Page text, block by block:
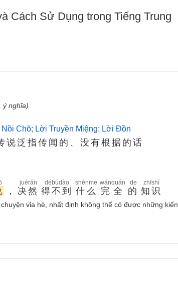
Cách Sử Dụng trong Tiếng Trung
ý nghĩa)
Chõ; Lời Truyền Miệng; Lời Đồn
说泛指传闻的、没有根据的话
， 决然
juérán
得不到
débúdào
什么
shénme
完全
wánquán
的
de
知识
zhīshí
vỉa hè, nhất định không thể có được những kiến